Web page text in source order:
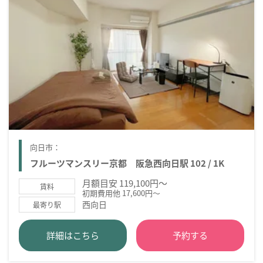
向日市：
フルーツマンスリー京都 阪急西向日駅 102 / 1K
賃料 月額目安 119,100円～
初期費用他 17,600円～
最寄り駅 西向日
詳細はこちら 予約する